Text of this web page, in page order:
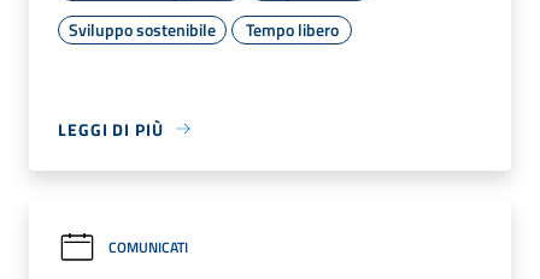
Sviluppo sostenibile
Tempo libero
LEGGI DI PIÙ
COMUNICATI